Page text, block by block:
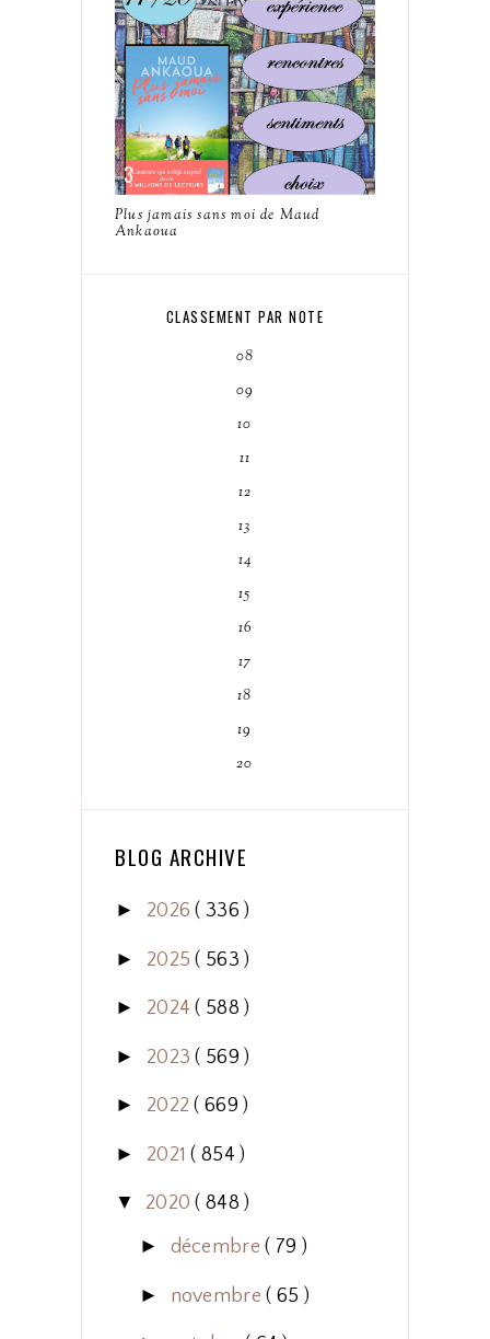
Plus jamais sans moi de Maud
Ankaoua
CLASSEMENT PAR NOTE
08
09
10
11
12
13
14
15
16
17
18
19
20
BLOG ARCHIVE
► 2026( 336 )
► 2025( 563 )
► 2024( 588 )
► 2023( 569 )
► 2022( 669 )
► 2021( 854 )
▼ 2020( 848 )
► décembre( 79 )
► novembre( 65 )